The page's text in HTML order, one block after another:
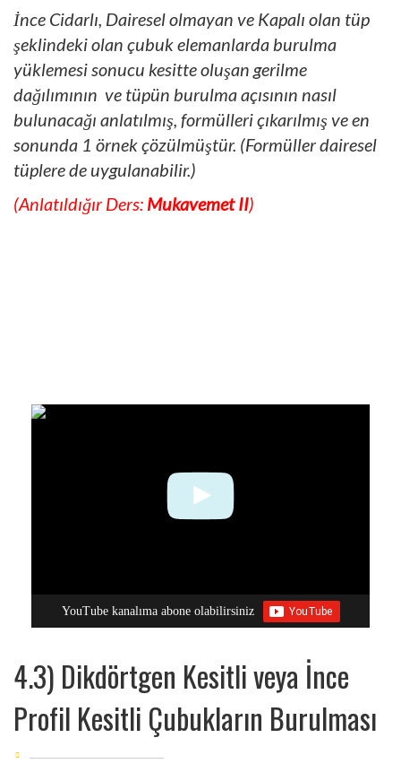
İnce Cidarlı, Dairesel olmayan ve Kapalı olan tüp
şeklindeki olan çubuk elemanlarda burulma
yüklemesi sonucu kesitte oluşan gerilme
dağılımının ve tüpün burulma açısının nasıl
bulunacağı anlatılmış, formülleri çıkarılmış ve en
sonunda 1 örnek çözülmüştür. (Formüller dairesel
tüplere de uygulanabilir.)
(Anlatıldığır Ders: Mukavemet II)
YouTube kanalıma abone olabilirsiniz
4.3) Dikdörtgen Kesitli veya İnce
Profil Kesitli Çubukların Burulması